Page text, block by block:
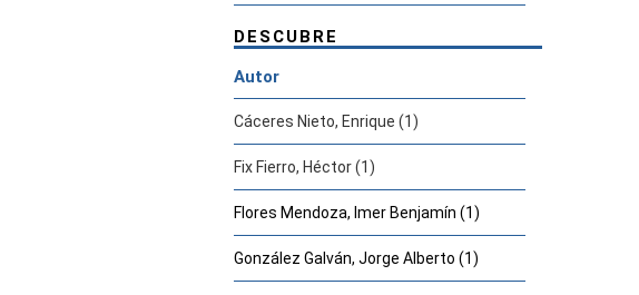
DESCUBRE
Autor
Cáceres Nieto, Enrique (1)
Fix Fierro, Héctor (1)
Flores Mendoza, Imer Benjamín (1)
González Galván, Jorge Alberto (1)